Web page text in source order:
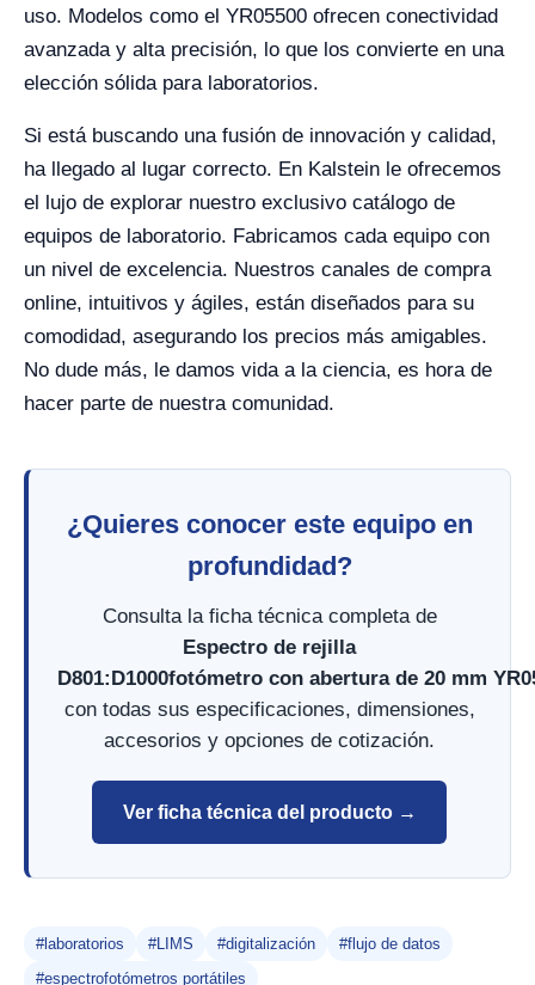
uso. Modelos como el YR05500 ofrecen conectividad
avanzada y alta precisión, lo que los convierte en una
elección sólida para laboratorios.
Si está buscando una fusión de innovación y calidad,
ha llegado al lugar correcto. En Kalstein le ofrecemos
el lujo de explorar nuestro exclusivo catálogo de
equipos de laboratorio. Fabricamos cada equipo con
un nivel de excelencia. Nuestros canales de compra
online, intuitivos y ágiles, están diseñados para su
comodidad, asegurando los precios más amigables.
No dude más, le damos vida a la ciencia, es hora de
hacer parte de nuestra comunidad.
¿Quieres conocer este equipo en
profundidad?
Consulta la ficha técnica completa de
Espectro de rejilla
D801:D1000fotómetro con abertura de 20 mm
con todas sus especificaciones, dimensiones,
accesorios y opciones de cotización.
Ver ficha técnica del producto →
#laboratorios #LIMS #digitalización
#flujo de datos
#espectrofotómetros portátiles